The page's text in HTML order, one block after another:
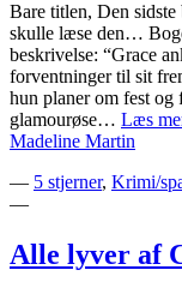
Bare titlen, Den
skulle læse den…
beskrivelse: “Grace
forventninger til sit
hun planer om fest og
glamourøse… Læs
Madeline Martin
— 5 stjerner, Krimi/
—
Alle lyver af